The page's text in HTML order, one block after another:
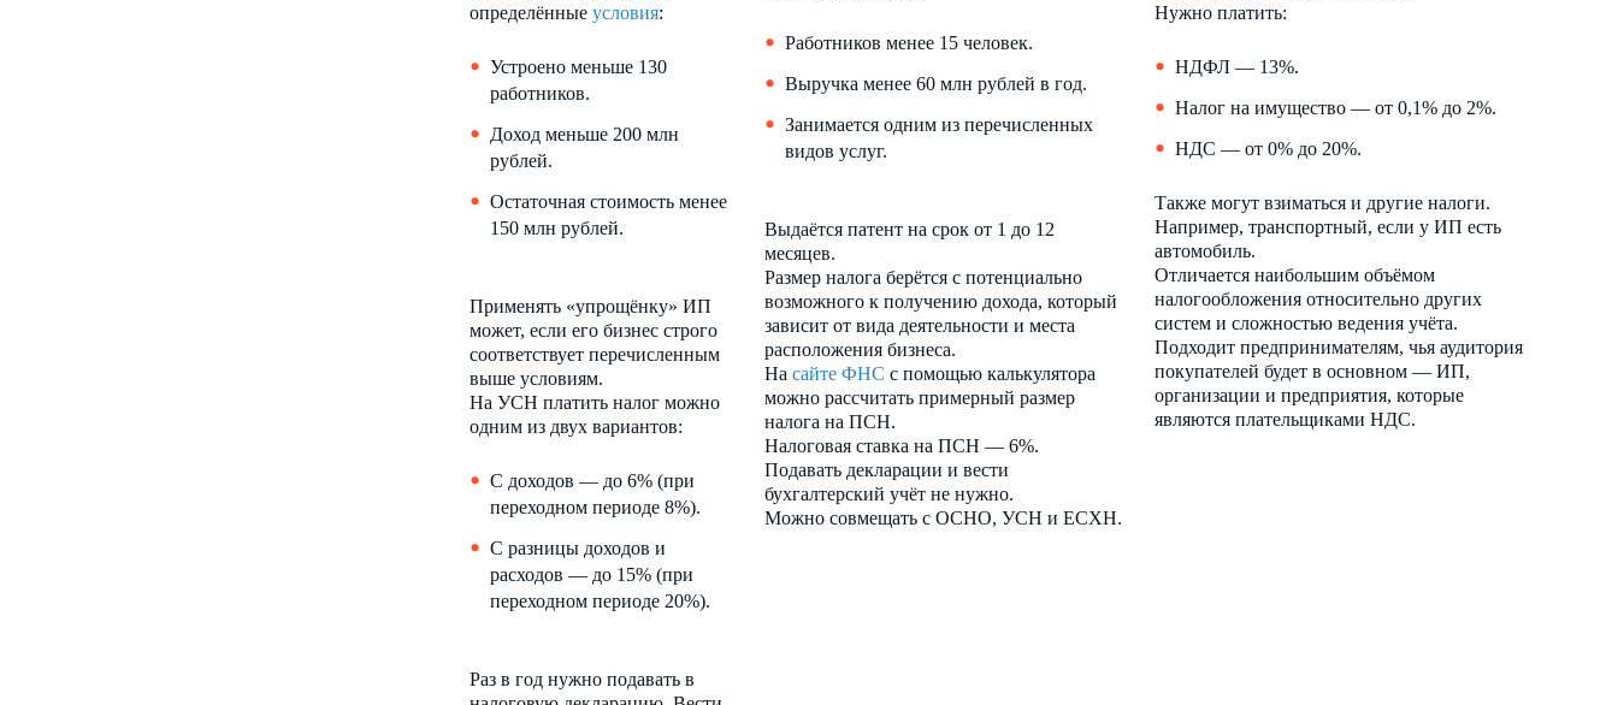
определённые условия:
Устроено меньше 130
работников.
Доход меньше 200 млн
рублей.
Остаточная стоимость менее
150 млн рублей.
Применять «упрощёнку» ИП
может, если его бизнес строго
соответствует перечисленным
выше условиям.
На УСН платить налог можно
одним из двух вариантов:
С доходов — до 6% (при
переходном периоде 8%).
С разницы доходов и
расходов — до 15% (при
переходном периоде 20%).
Раз в год нужно подавать в
Работников менее 15 человек.
Выручка менее 60 млн рублей в год.
Занимается одним из перечисленных
видов услуг.
Выдаётся патент на срок от 1 до 12
месяцев.
Размер налога берётся с потенциально
возможного к получению дохода, который
зависит от вида деятельности и места
расположения бизнеса.
На сайте ФНС с помощью калькулятора
можно рассчитать примерный размер
налога на ПСН.
Налоговая ставка на ПСН — 6%.
Подавать декларации и вести
бухгалтерский учёт не нужно.
Можно совмещать с ОСНО, УСН и ЕСХН.
Нужно платить:
НДФЛ — 13%.
Налог на имущество — от 0,1% до 2%.
НДС — от 0% до 20%.
Также могут взиматься и другие налоги.
Например, транспортный, если у ИП есть
автомобиль.
Отличается наибольшим объёмом
налогообложения относительно других
систем и сложностью ведения учёта.
Подходит предпринимателям, чья аудитория
покупателей будет в основном — ИП,
организации и предприятия, которые
являются плательщиками НДС.